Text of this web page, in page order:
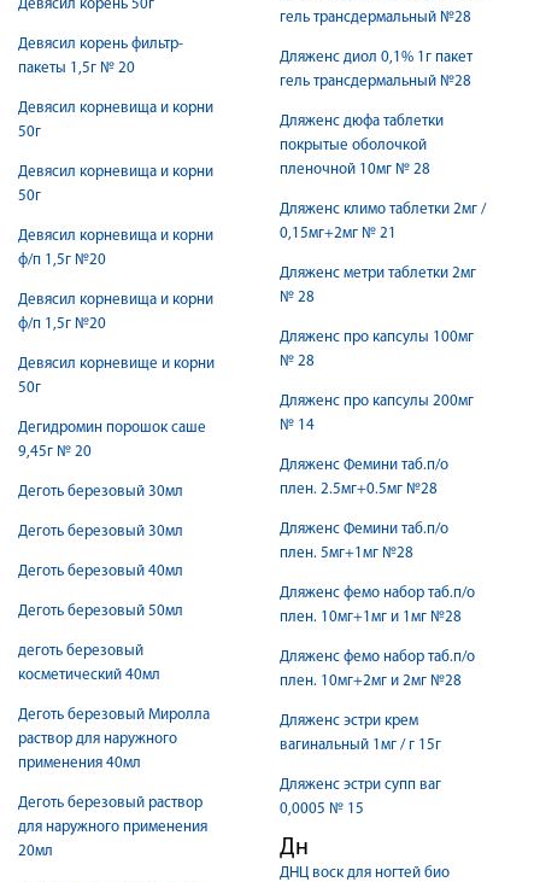
Девясил корень 50г
Девясил корень фильтр-
пакеты 1,5г № 20
Девясил корневища и корни
50г
Девясил корневища и корни
50г
Девясил корневища и корни
ф/п 1,5г №20
Девясил корневища и корни
ф/п 1,5г №20
Девясил корневище и корни
50г
Дегидромин порошок саше
9,45г № 20
Деготь березовый 30мл
Деготь березовый 30мл
Деготь березовый 40мл
Деготь березовый 50мл
деготь березовый
косметический 40мл
Деготь березовый Миролла
раствор для наружного
применения 40мл
Деготь березовый раствор
для наружного применения
20мл
гель трансдермальный №28
Дляженс диол 0,1% 1г пакет
гель трансдермальный №28
Дляженс дюфа таблетки
покрытые оболочкой
пленочной 10мг № 28
Дляженс климо таблетки 2мг /
0,15мг+2мг № 21
Дляженс метри таблетки 2мг
№ 28
Дляженс про капсулы 100мг
№ 28
Дляженс про капсулы 200мг
№ 14
Дляженс Фемини таб.п/о
плен. 2.5мг+0.5мг №28
Дляженс Фемини таб.п/о
плен. 5мг+1мг №28
Дляженс фемо набор таб.п/о
плен. 10мг+1мг и 1мг №28
Дляженс фемо набор таб.п/о
плен. 10мг+2мг и 2мг №28
Дляженс эстри крем
вагинальный 1мг / г 15г
Дляженс эстри супп ваг
0,0005 № 15
Дн
ДНЦ воск для ногтей био